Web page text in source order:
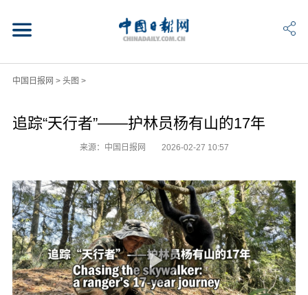
中国日报网 > 头图 >
追踪“天行者”——护林员杨有山的17年
来源：中国日报网 2026-02-27 10:57